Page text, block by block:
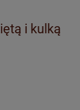
i kulką